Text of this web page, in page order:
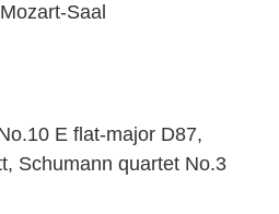
Saal
E flat-major D87,
Schumann quartet No.3